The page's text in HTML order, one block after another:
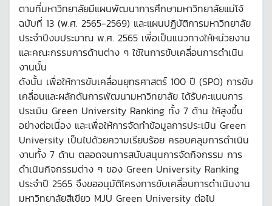
ตามที่มหาวิทยาลัยมีแผนพัฒนาการศึกษามหาวิทยาลัยแม่โจ้
ฉบับที่ 13 (พ.ศ. 2565-2569) และแผนปฏิบัติการมหาวิทยาลัย
ประจำปีงบประมาณ พ.ศ. 2565 เพื่อเป็นแนวทางให้หน่วยงาน
และคณะกรรมการด้านต่าง ๆ ใช้ในการขับเคลื่อนการดำเนิน
งานนั้น
ดังนั้น เพื่อให้การขับเคลื่อนยุทธศาสตร์ 100 ปี (SPO) การขับ
เคลื่อนและผลักดันการพัฒนามหาวิทยาลัย ได้รับคะแนนการ
ประเมิน Green University Ranking ทั้ง 7 ด้าน ให้สูงขึ้น
อย่างต่อเนื่อง และเพื่อให้การจัดทำข้อมูลการประเมิน Green
University เป็นไปด้วยความเรียบร้อย ครอบคลุมการดำเนิน
งานทั้ง 7 ด้าน ตลอดจนการสนับสนุนการจัดกิจกรรม การ
ดำเนินกิจกรรมต่าง ๆ ของ Green University Ranking
ประจำปี 2565 จึงขออนุมัติโครงการขับเคลื่อนการดำเนินงาน
มหาวิทยาลัยสีเขียว MJU Green University ต่อไป